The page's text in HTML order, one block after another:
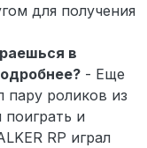
для получения
в
- Еще
пару роликов из
поиграть и
RP играл